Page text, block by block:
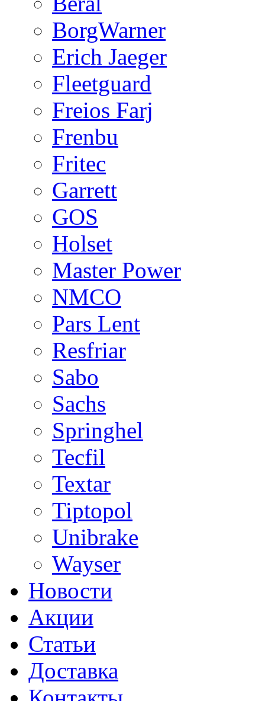
BorgWarner
Erich Jaeger
Fleetguard
Freios Farj
Frenbu
Fritec
Garrett
GOS
Holset
Master Power
NMCO
Pars Lent
Resfriar
Sabo
Sachs
Springhel
Tecfil
Textar
Tiptopol
Unibrake
Wayser
Новости
Акции
Статьи
Доставка